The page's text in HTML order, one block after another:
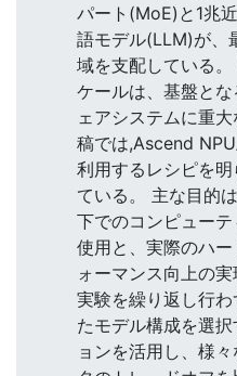
パート(MoE)と1兆
語モデル(LLM)が、
域を支配している
ケールは、基盤と
ェアシステムに重
稿では,Ascend
利用するレシピを
ている。 主な目的
下でのコンピュー
使用と、実際のハ
ォーマンス向上の
実験を繰り返し行
たモデル構成を選
ョンを活用し、様